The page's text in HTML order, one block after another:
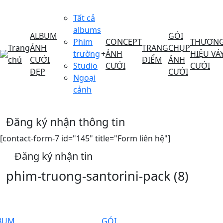
Trang
chủ
ALBUM
ẢNH
CƯỚI
ĐẸP
Tất cả
albums
Phim
trường
Studio
Ngoại
cảnh
+
CONCEPT
ẢNH
CƯỚI
TRANG
ĐIỂM
GÓI
CHỤP
ẢNH
CƯỚI
HIỆU
CƯỚI
Đăng ký nhận thông tin
[contact-form-7 id="145" title="Form liên hệ"]
Đăng ký nhận tin
phim-truong-santorini-pack (8)